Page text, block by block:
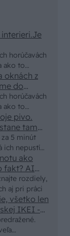
horúčavách
ako to
horúčavách
ako to
oknách z
do
100
5 minút
ich nepustí
pivo.
tam
rozdiely,
aj pri práci
ako
tak 15
všetko len
IKEI -
námahy s
než